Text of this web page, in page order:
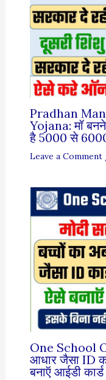
Pradhan
Yojana: मॉ बनने
है 5000 से
Leave a Comment
One School
आधार जैसा ID
बनाऍ आईडी कार्ड